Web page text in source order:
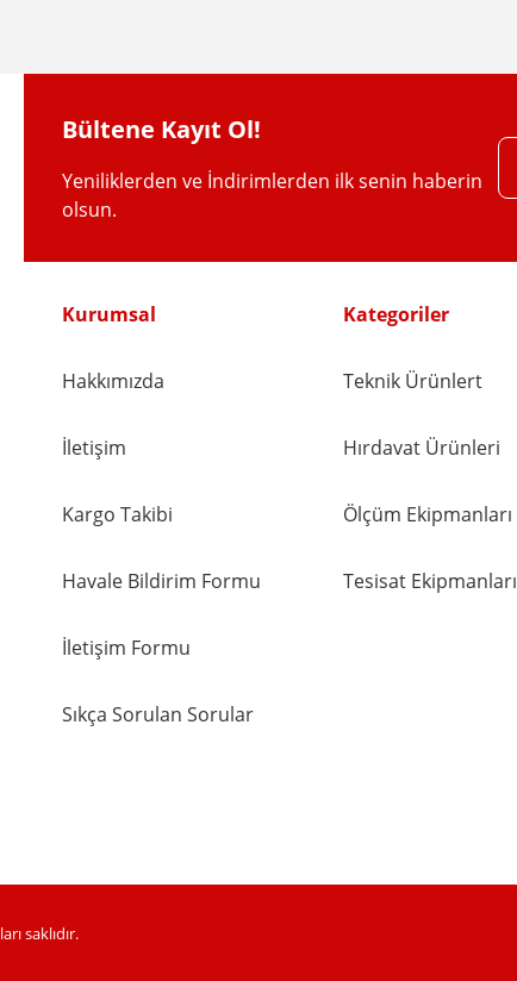
Bültene Kayıt Ol!
Yeniliklerden ve İndirimlerden ilk senin haberin
olsun.
Kurumsal
Hakkımızda
İletişim
Kargo Takibi
Havale Bildirim Formu
İletişim Formu
Sıkça Sorulan Sorular
Kategoriler
Teknik Ürünlert
Hırdavat Ürünleri
Ölçüm Ekipmanları
Tesisat Ekipmanları
saklıdır.